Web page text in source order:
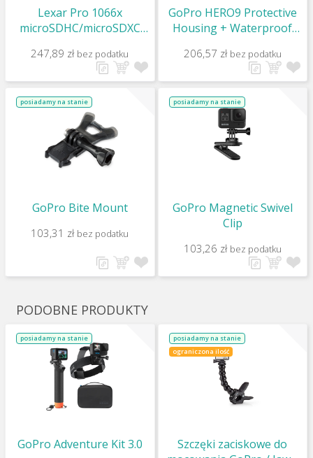
Lexar Pro 1066x
microSDHC/microSDXC
128Gb
247,89 zł bez podatku
GoPro HERO9 Protective
Housing + Waterproof
206,57 zł bez podatku
posiadamy na stanie
GoPro Bite Mount
103,31 zł bez podatku
posiadamy na stanie
GoPro Magnetic Swivel
Clip
103,26 zł bez podatku
PODOBNE PRODUKTY
posiadamy na stanie
GoPro Adventure Kit 3.0
posiadamy na stanie
ograniczona ilość
Szczęki zaciskowe do